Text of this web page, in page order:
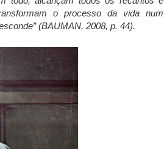
o processo da vida num
(BAUMAN, 2008, p. 44).